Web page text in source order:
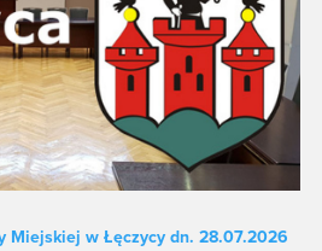
Miejskiej w Łęczycy dn. 28.07.2026